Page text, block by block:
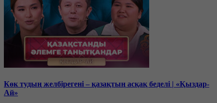
Көк тудың желбірегені – қазақтың асқақ беделі | «Қыздар-
Ай»